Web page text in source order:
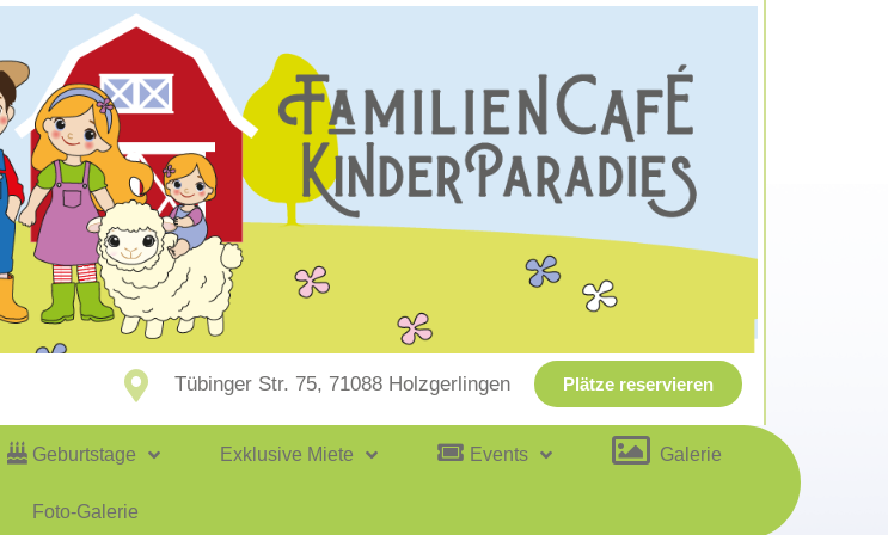
Tübinger Str. 75, 71088 Holzgerlingen Plätze reservieren
Geburtstage Exklusive Miete Events Galerie
Foto-Galerie